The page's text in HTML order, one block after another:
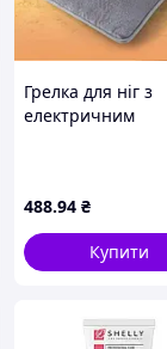
Грелка для ніг з
електричним
нагріванням
(55056_DR)
488.94 ₴
Купити